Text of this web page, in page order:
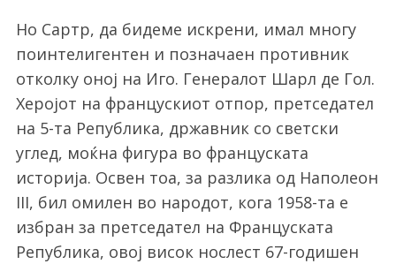
Но Сартр, да бидеме искрени, имал многу
поинтелигентен и позначаен противник
отколку оној на Иго. Генералот Шарл де Гол.
Херојот на францускиот отпор, претседател
на 5-та Република, државник со светски
углед, моќна фигура во француската
историја. Освен тоа, за разлика од Наполеон
III, бил омилен во народот, кога 1958-та е
избран за претседател на Француската
Република, овој висок нослест 67-годишен